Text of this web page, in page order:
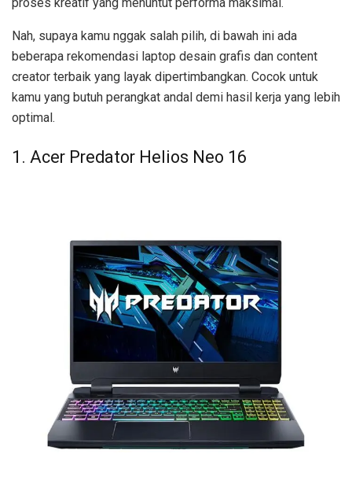
Nah, supaya kamu nggak salah pilih, di bawah ini ada
beberapa rekomendasi laptop desain grafis dan content
creator terbaik yang layak dipertimbangkan. Cocok untuk
kamu yang butuh perangkat andal demi hasil kerja yang lebih
optimal.
1. Acer Predator Helios Neo 16